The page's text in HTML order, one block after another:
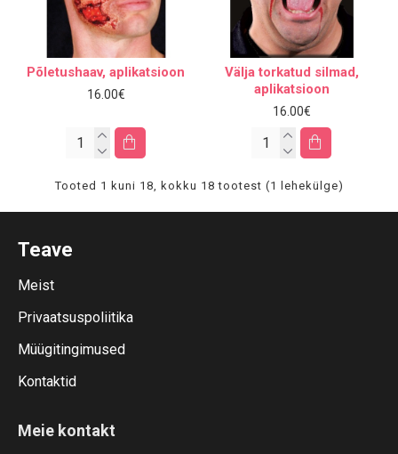
Põletushaav, aplikatsioon
16.00€
Välja torkatud silmad,
aplikatsioon
16.00€
Tooted 1 kuni 18, kokku 18 tootest (1 lehekülge)
Teave
Meist
Privaatsuspoliitika
Müügitingimused
Kontaktid
Meie kontakt